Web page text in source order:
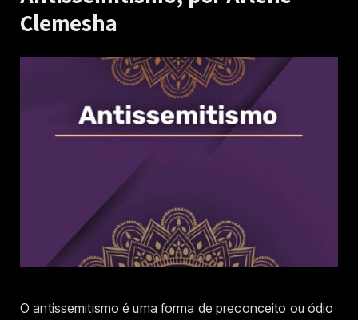
Clemesha
O antissemitismo é uma forma de preconceito ou ódio